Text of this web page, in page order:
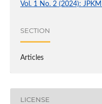
Vol. 1 No. 2 (2024):
SECTION
Articles
LICENSE